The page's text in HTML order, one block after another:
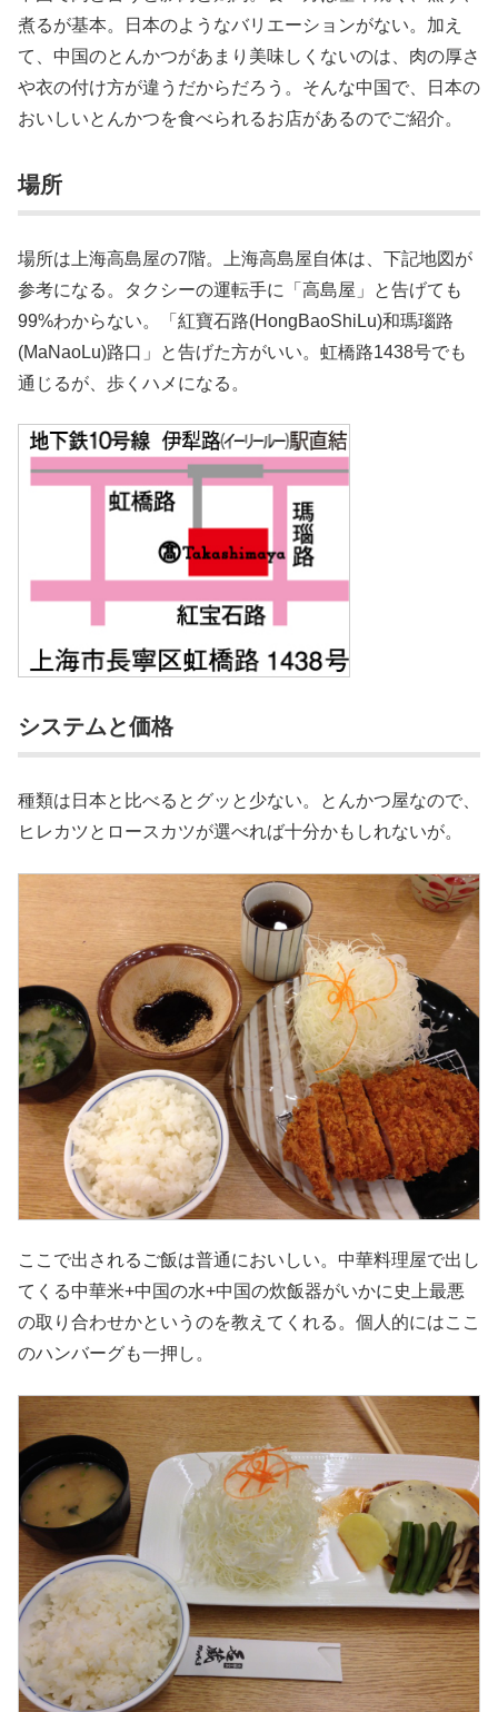
煮るが基本。日本のようなバリエーションがない。加え
て、中国のとんかつがあまり美味しくないのは、肉の厚さ
や衣の付け方が違うだからだろう。そんな中国で、日本の
おいしいとんかつを食べられるお店があるのでご紹介。
場所
場所は上海高島屋の7階。上海高島屋自体は、下記地図が
参考になる。タクシーの運転手に「高島屋」と告げても
99%わからない。「紅寶石路(HongBaoShiLu)和瑪瑙路
(MaNaoLu)路口」と告げた方がいい。虹橋路1438号でも
通じるが、歩くハメになる。
システムと価格
種類は日本と比べるとグッと少ない。とんかつ屋なので、
ヒレカツとロースカツが選べれば十分かもしれないが。
ここで出されるご飯は普通においしい。中華料理屋で出し
てくる中華米+中国の水+中国の炊飯器がいかに史上最悪
の取り合わせかというのを教えてくれる。個人的にはここ
のハンバーグも一押し。